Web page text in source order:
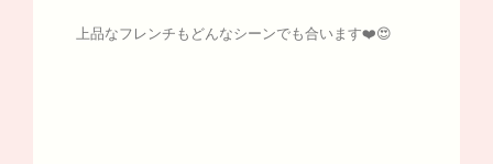
上品なフレンチもどんなシーンでも合います❤️😍